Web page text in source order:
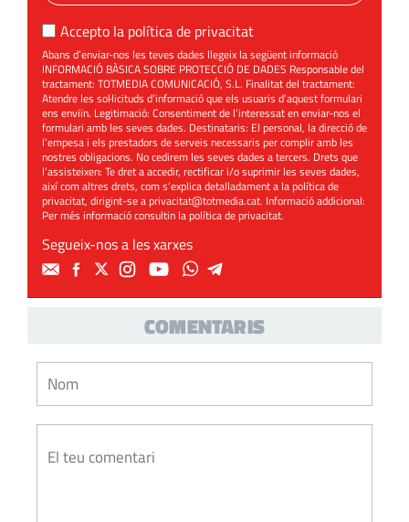
Accepto la política de privacitat
Abans d’enviar-nos les teves dades llegeix la següent informació
INFORMACIÓ BÀSICA SOBRE PROTECCIÓ DE DADES Responsable del
tractament: TOTMEDIA COMUNICACIÓ, S.L. Finalitat del tractament:
Atendre les sol·licituds d’informació que els usuaris d’aquest formulari
ens enviïn. Legitimació: Consentiment de l’interessat en enviar-nos el
formulari amb les seves dades. Destinataris: El personal, la direcció de
l’empesa i els prestadors de serveis necessaris per complir amb les
nostres obligacions. No cedirem les seves dades a tercers. Drets que
l’assisteixen: Te dret a accedir, rectificar i/o suprimir les seves dades,
així com altres drets, com s’explica detalladament a la política de
privacitat, dirigint-se aprivacitat@totmedia.cat. Informació addicional:
Per més informació consultin lapolítica de privacitat.
Segueix-nos a les xarxes
COMENTARIS